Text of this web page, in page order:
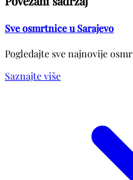
Sve osmrtnice u Sarajevo
Pogledajte sve najnovije
Saznajte više